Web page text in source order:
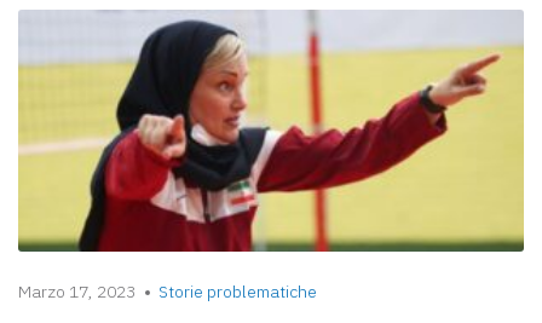
Marzo 17, 2023 Storie problematiche